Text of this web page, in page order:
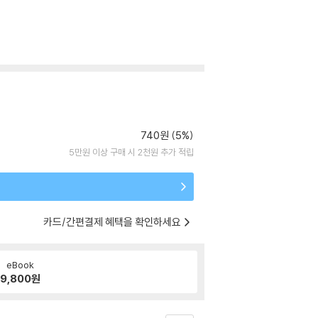
740원 (5%)
5만원 이상 구매 시 2천원 추가 적립
카드/간편결제 혜택을 확인하세요
eBook
9,800원